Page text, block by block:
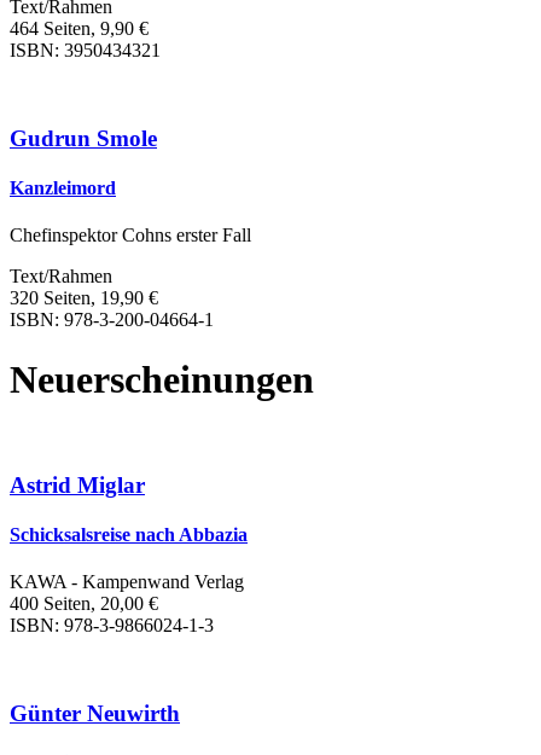
Text/Rahmen
464 Seiten, 9,90 €
ISBN: 3950434321
Gudrun Smole
Kanzleimord
Chefinspektor Cohns erster Fall
Text/Rahmen
320 Seiten, 19,90 €
ISBN: 978-3-200-04664-1
Neuerscheinungen
Astrid Miglar
Schicksalsreise nach Abbazia
KAWA - Kampenwand Verlag
400 Seiten, 20,00 €
ISBN: 978-3-9866024-1-3
Günter Neuwirth